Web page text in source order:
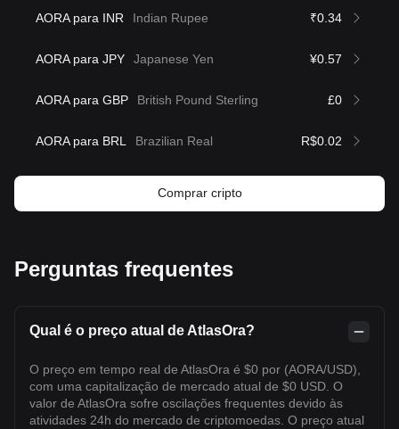
AORA para INR Indian Rupee ₹0.34
AORA para JPY Japanese Yen ¥0.57
AORA para GBP British Pound Sterling £0
AORA para BRL Brazilian Real R$0.02
Comprar cripto
Perguntas frequentes
Qual é o preço atual de AtlasOra?
O preço em tempo real de AtlasOra é $0 por (AORA/USD),
com uma capitalização de mercado atual de $0 USD. O
valor de AtlasOra sofre oscilações frequentes devido às
atividades 24h do mercado de criptomoedas. O preço atual